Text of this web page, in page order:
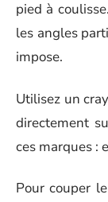
pied à
les angles
impose.
Utilisez un
directement
ces marques :
Pour couper